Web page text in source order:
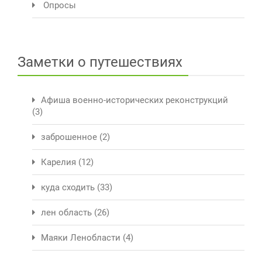
Опросы
Заметки о путешествиях
Афиша военно-исторических реконструкций
(3)
заброшенное (2)
Карелия (12)
куда сходить (33)
лен область (26)
Маяки Ленобласти (4)